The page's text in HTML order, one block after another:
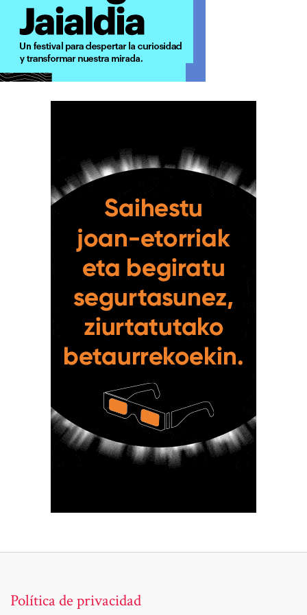
Política de privacidad